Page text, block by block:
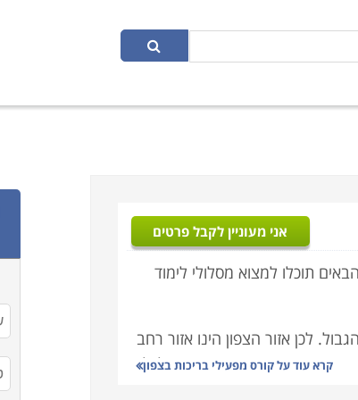
אני מעוניין לקבל פרטים
תוכלו למצוא מסלולי לימוד
לכן אזור הצפון הינו אזור רחב
כך אנחנו מספקים באתר מידע לכל
קרא עוד עלקורס מפעילי בריכות בצפון